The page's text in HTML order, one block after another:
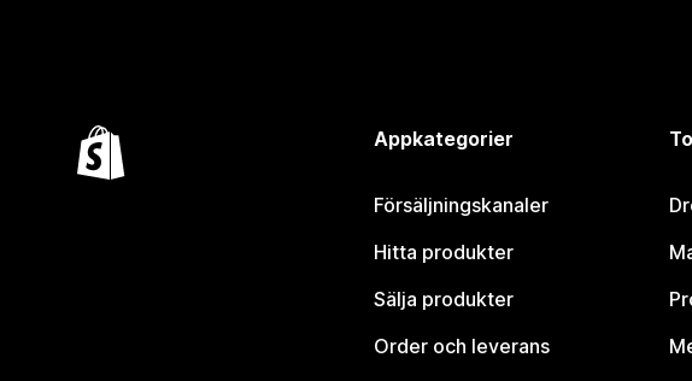
Appkategorier
Försäljningskanaler
Hitta produkter
Sälja produkter
Order och leverans